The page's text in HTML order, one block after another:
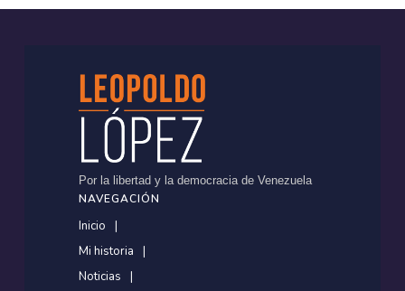
Por la libertad y la democracia de Venezuela
NAVEGACIÓN
Inicio
Mi historia
Noticias